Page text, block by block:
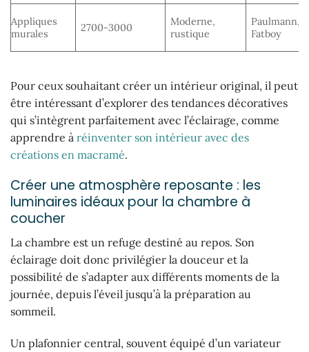
Appliques
murales
2700-3000
Moderne,
rustique
Paulmann,
Fatboy
Pour ceux souhaitant créer un intérieur original, il peut
être intéressant d’explorer des tendances décoratives
qui s’intègrent parfaitement avec l’éclairage, comme
apprendre à réinventer son intérieur avec des
créations en macramé.
Créer une atmosphère reposante : les
luminaires idéaux pour la chambre à
coucher
La chambre est un refuge destiné au repos. Son
éclairage doit donc privilégier la douceur et la
possibilité de s’adapter aux différents moments de la
journée, depuis l’éveil jusqu’à la préparation au
sommeil.
Un plafonnier central, souvent équipé d’un variateur